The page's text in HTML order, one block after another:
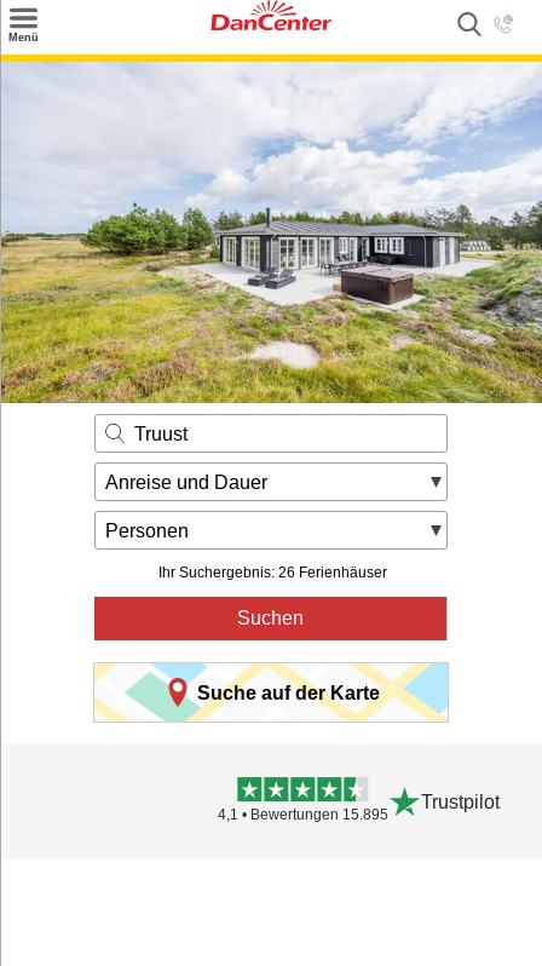
Menü
Angebote
Inspiration
Kontakt
Gut zu wissen
Login
Truust
Anreise und Dauer
Personen
Ihr Suchergebnis: 26 Ferienhäuser
Suchen
Suche auf der Karte
4,1 • Bewertungen 15.895
Trustpilot